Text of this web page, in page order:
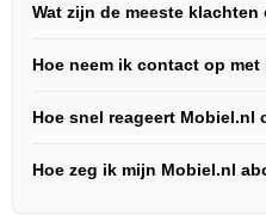
Wat zijn de meeste
Hoe neem ik contact op met
Hoe snel reageert Mobiel.nl
Hoe zeg ik mijn Mobiel.nl